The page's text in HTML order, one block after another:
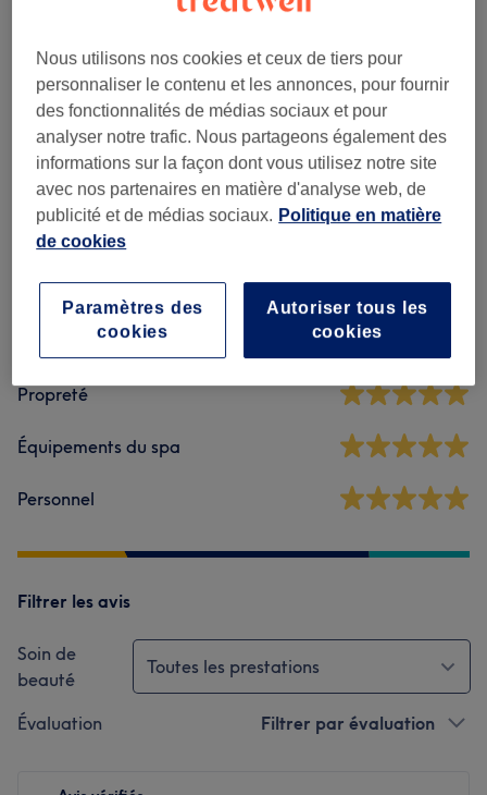
Homme - Épilation À La Cire (2) à partir de 5 €
Avis sur l'établissement
4,8 3332 avis
Ambiance
Propreté
Équipements du spa
Personnel
Filtrer les avis
Soin de
beauté
Toutes les prestations
Évaluation Filtrer par évaluation
Nous utilisons nos cookies et ceux de tiers pour
personnaliser le contenu et les annonces, pour fournir
des fonctionnalités de médias sociaux et pour
analyser notre trafic. Nous partageons également des
informations sur la façon dont vous utilisez notre site
avec nos partenaires en matière d'analyse web, de
publicité et de médias sociaux. Politique en matière
de cookies
Autoriser tous les
cookies
Paramètres des
cookies